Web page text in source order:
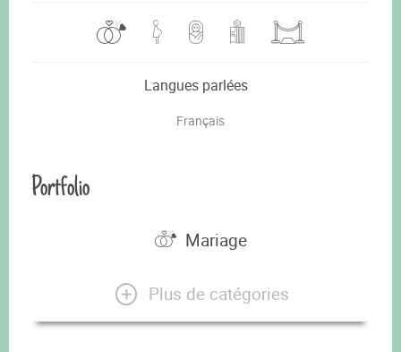
Langues parlées
Français
Portfolio
Mariage
Plus de catégories